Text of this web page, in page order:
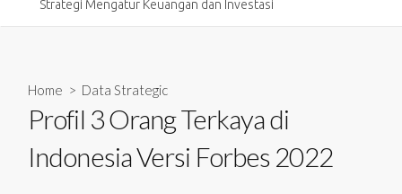
Strategi Mengatur Keuangan dan Investasi
Home > Data Strategic
Profil 3 Orang Terkaya di
Indonesia Versi Forbes 2022